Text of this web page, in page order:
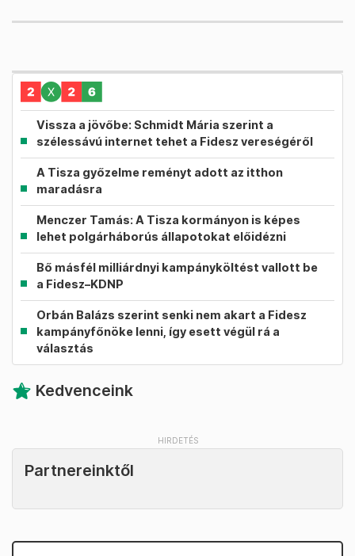
Vissza a jövőbe: Schmidt Mária szerint a
szélessávú internet tehet a Fidesz vereségéről
A Tisza győzelme reményt adott az itthon
maradásra
Menczer Tamás: A Tisza kormányon is képes
lehet polgárháborús állapotokat előidézni
Bő másfél milliárdnyi kampányköltést vallott be
a Fidesz–KDNP
Orbán Balázs szerint senki nem akart a Fidesz
kampányfőnöke lenni, így esett végül rá a
választás
Kedvenceink
Partnereinktől